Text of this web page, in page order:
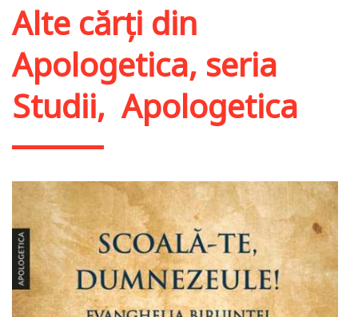
Alte cărți din
Apologetica, seria
Studii,Apologetica